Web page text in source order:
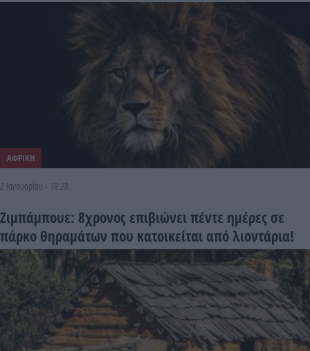
ΑΦΡΙΚΗ
2 Ιανουαρίου - 18:28
Ζιμπάμπουε: 8χρονος επιβιώνει πέντε ημέρες σε
πάρκο θηραμάτων που κατοικείται από λιοντάρια!